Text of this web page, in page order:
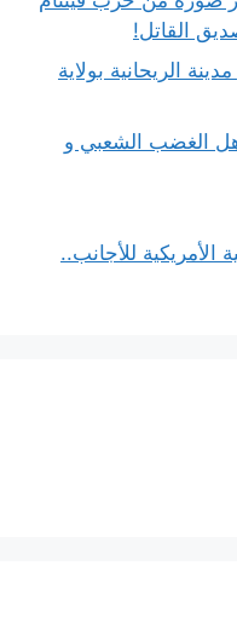
القاتل!
الريحانية بولاية
الغضب الشعبي و
للأجانب..